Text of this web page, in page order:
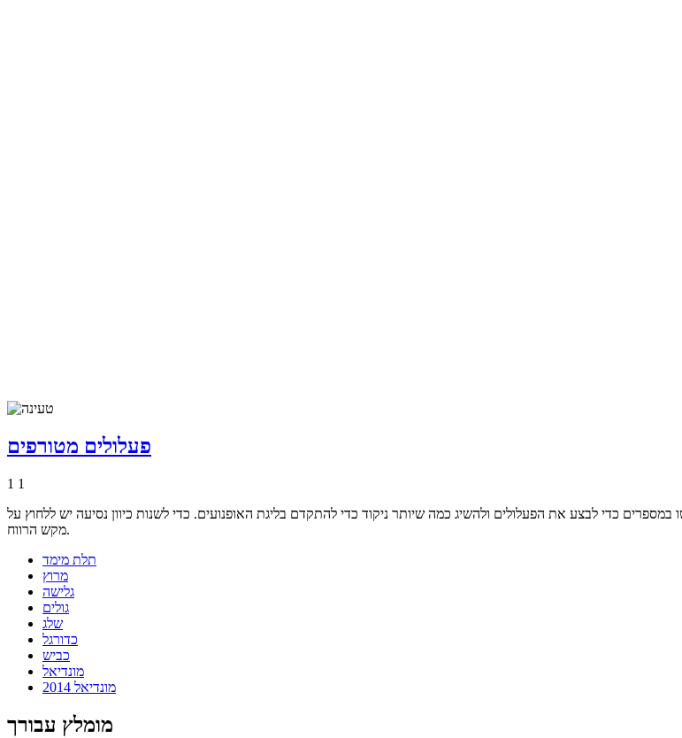
פעלולים מטורפים
1 1
כדי לבצע את הפעלולים ולהשיג כמה שיותר ניקוד כדי להתקדם בליגת האופנועים. כדי לשנות כיוון נסיעה יש ללחוץ על
מקש הרווח.
תלת מימד
מרוץ
גלישה
גולים
שלג
כדורגל
כביש
מונדיאל
מונדיאל 2014
מומלץ עבורך